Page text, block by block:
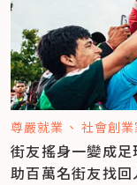
尊嚴就業 社會創業
街友搖身一變成足
助百萬名街友找回